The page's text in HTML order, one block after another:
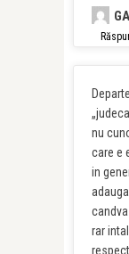
nu
care e
in
rar